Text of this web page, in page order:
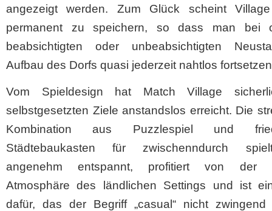
angezeigt werden. Zum Glück scheint
permanent zu speichern, so dass man bei
beabsichtigten oder unbeabsichtigten
Aufbau des Dorfs quasi jederzeit nahtlos
Vom Spieldesign hat Match Village
selbstgesetzten Ziele anstandslos erreicht. Die
Kombination aus Puzzlespiel und
Städtebaukasten für zwischenndurch
angenehm entspannt, profitiert von der
Atmosphäre des ländlichen Settings und ist
dafür, das der Begriff „casual“ nicht zwingend